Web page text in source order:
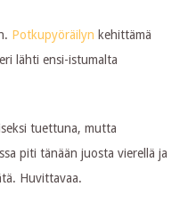
Potkupyöräilyn kehittämä
lähti ensi-istumalta
tuettuna, mutta
piti tänään juosta vierellä ja
Huvittavaa.